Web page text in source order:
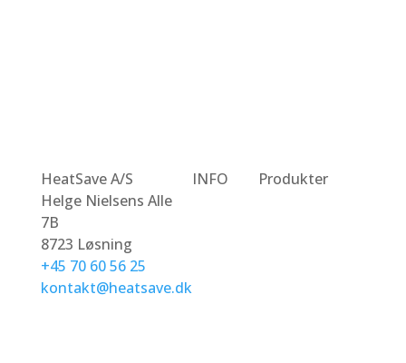
HeatSave A/S
Helge Nielsens Alle
7B
8723 Løsning
+45 70 60 56 25
kontakt@heatsave.dk
INFO
Heatsave
Produkter